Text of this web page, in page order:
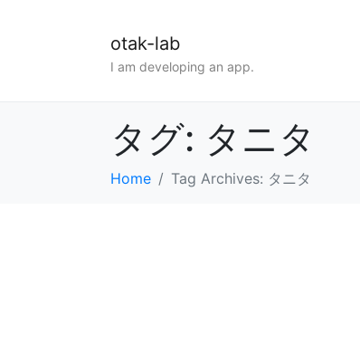
otak-lab
I am developing an app.
タグ: タニタ
Home Tag Archives: タニタ